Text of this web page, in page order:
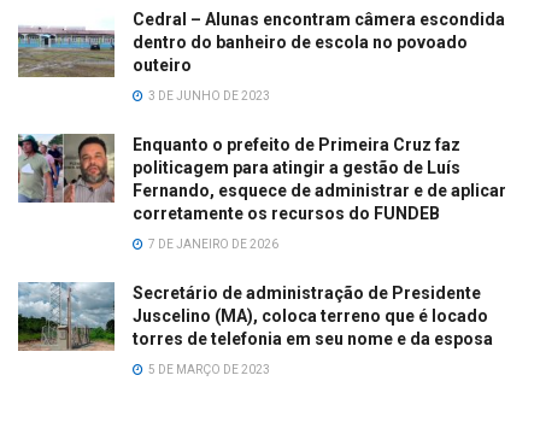
Cedral – Alunas encontram câmera escondida
dentro do banheiro de escola no povoado
outeiro
3 DE JUNHO DE 2023
Enquanto o prefeito de Primeira Cruz faz
politicagem para atingir a gestão de Luís
Fernando, esquece de administrar e de aplicar
corretamente os recursos do FUNDEB
7 DE JANEIRO DE 2026
Secretário de administração de Presidente
Juscelino (MA), coloca terreno que é locado
torres de telefonia em seu nome e da esposa
5 DE MARÇO DE 2023